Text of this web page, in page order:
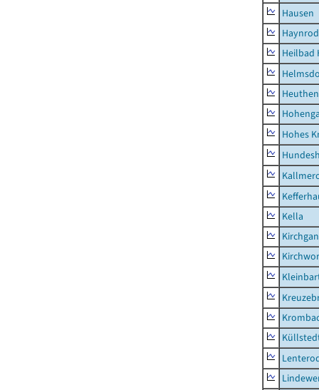
Hausen
Heilbad
Heuthen
Hohes
Kella